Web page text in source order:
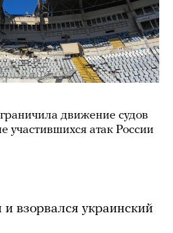
движение судов
атак России
взорвался украинский